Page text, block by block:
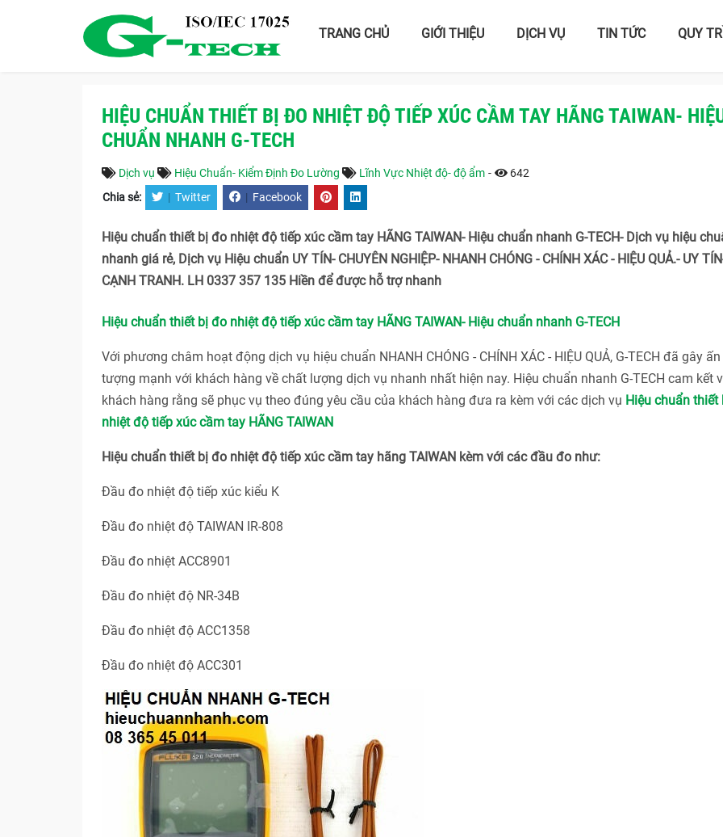
TRANG CHỦ GIỚI THIỆU DỊCH VỤ TIN TỨC QUY
HIỆU CHUẨN THIẾT BỊ ĐO NHIỆT ĐỘ TIẾP XÚC CẦM TAY HÃNG TAIWAN-
CHUẨN NHANH G-TECH
Dịch vụ Hiệu Chuẩn- Kiểm Định Đo Lường Lĩnh Vực Nhiệt độ- độ ẩm - 642
Chia sẻ: | Twitter | Facebook
Hiệu chuẩn thiết bị đo nhiệt độ tiếp xúc cầm tay HÃNG TAIWAN- Hiệu chuẩn nhanh G-TECH- Dịch vụ hiệu
nhanh giá rẻ, Dịch vụ Hiệu chuẩn UY TÍN- CHUYÊN NGHIỆP- NHANH CHÓNG - CHÍNH XÁC - HIỆU QUẢ.- UY
CẠNH TRANH. LH 0337 357 135 Hiền để được hỗ trợ nhanh
Hiệu chuẩn thiết bị đo nhiệt độ tiếp xúc cầm tay HÃNG TAIWAN- Hiệu chuẩn nhanh G-TECH
Với phương châm hoạt động dịch vụ hiệu chuẩn NHANH CHÓNG - CHÍNH XÁC - HIỆU QUẢ, G-TECH đã gây ấn
tượng mạnh với khách hàng về chất lượng dịch vụ nhanh nhất hiện nay. Hiệu chuẩn nhanh G-TECH cam kết
khách hàng rằng sẽ phục vụ theo đúng yêu cầu của khách hàng đưa ra kèm với các dịch vụ Hiệu chuẩn thiết
nhiệt độ tiếp xúc cầm tay HÃNG TAIWAN
Hiệu chuẩn thiết bị đo nhiệt độ tiếp xúc cầm tay hãng TAIWAN kèm với các đầu đo như:
Đầu đo nhiệt độ tiếp xúc kiểu K
Đầu đo nhiệt độ TAIWAN IR-808
Đầu đo nhiệt ACC8901
Đầu đo nhiệt độ NR-34B
Đầu đo nhiệt độ ACC1358
Đầu đo nhiệt độ ACC301